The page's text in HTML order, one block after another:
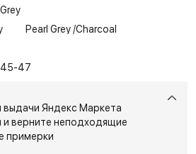
Pearl Grey /Charcoal
45-47
выдачи Яндекс Маркета
верните неподходящие
примерки